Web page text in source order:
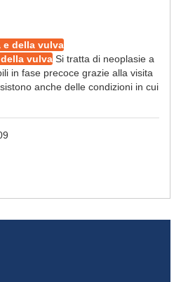
e della vulva
vulva Si tratta di neoplasie a
in fase precoce grazie alla visita
anche delle condizioni in cui